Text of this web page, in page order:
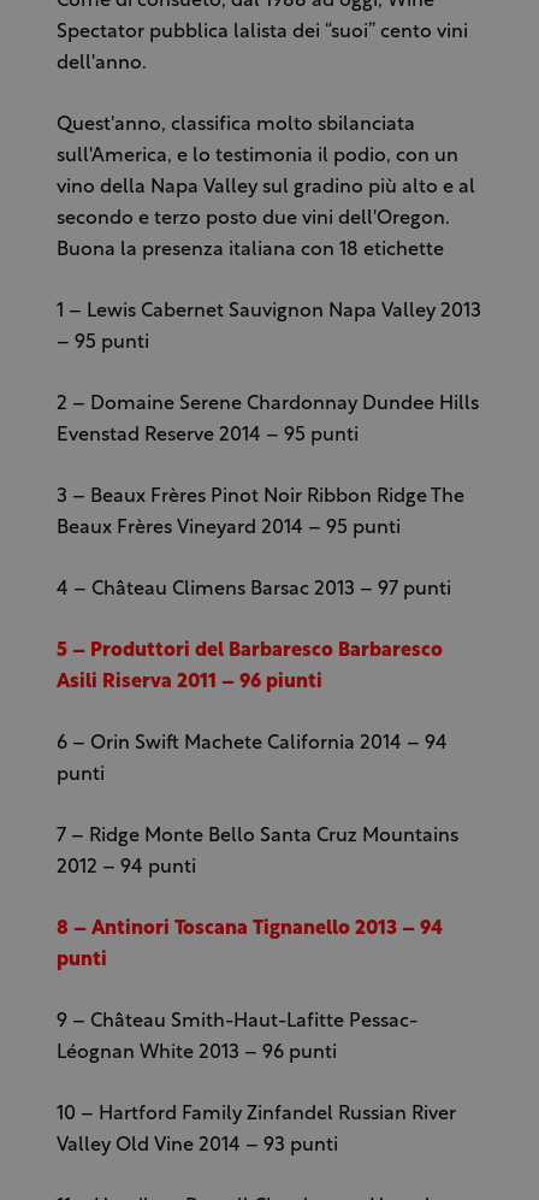
Spectator pubblica lalista dei “suoi” cento vini
dell'anno.
Quest'anno, classifica molto sbilanciata
sull'America, e lo testimonia il podio, con un
vino della Napa Valley sul gradino più alto e al
secondo e terzo posto due vini dell'Oregon.
Buona la presenza italiana con 18 etichette
1 – Lewis Cabernet Sauvignon Napa Valley 2013
– 95 punti
2 – Domaine Serene Chardonnay Dundee Hills
Evenstad Reserve 2014 – 95 punti
3 – Beaux Frères Pinot Noir Ribbon Ridge The
Beaux Frères Vineyard 2014 – 95 punti
4 – Château Climens Barsac 2013 – 97 punti
5 – Produttori del Barbaresco Barbaresco
Asili Riserva 2011 – 96 piunti
6 – Orin Swift Machete California 2014 – 94
punti
7 – Ridge Monte Bello Santa Cruz Mountains
2012 – 94 punti
8 – Antinori Toscana Tignanello 2013 – 94
punti
9 – Château Smith-Haut-Lafitte Pessac-
Léognan White 2013 – 96 punti
10 – Hartford Family Zinfandel Russian River
Valley Old Vine 2014 – 93 punti